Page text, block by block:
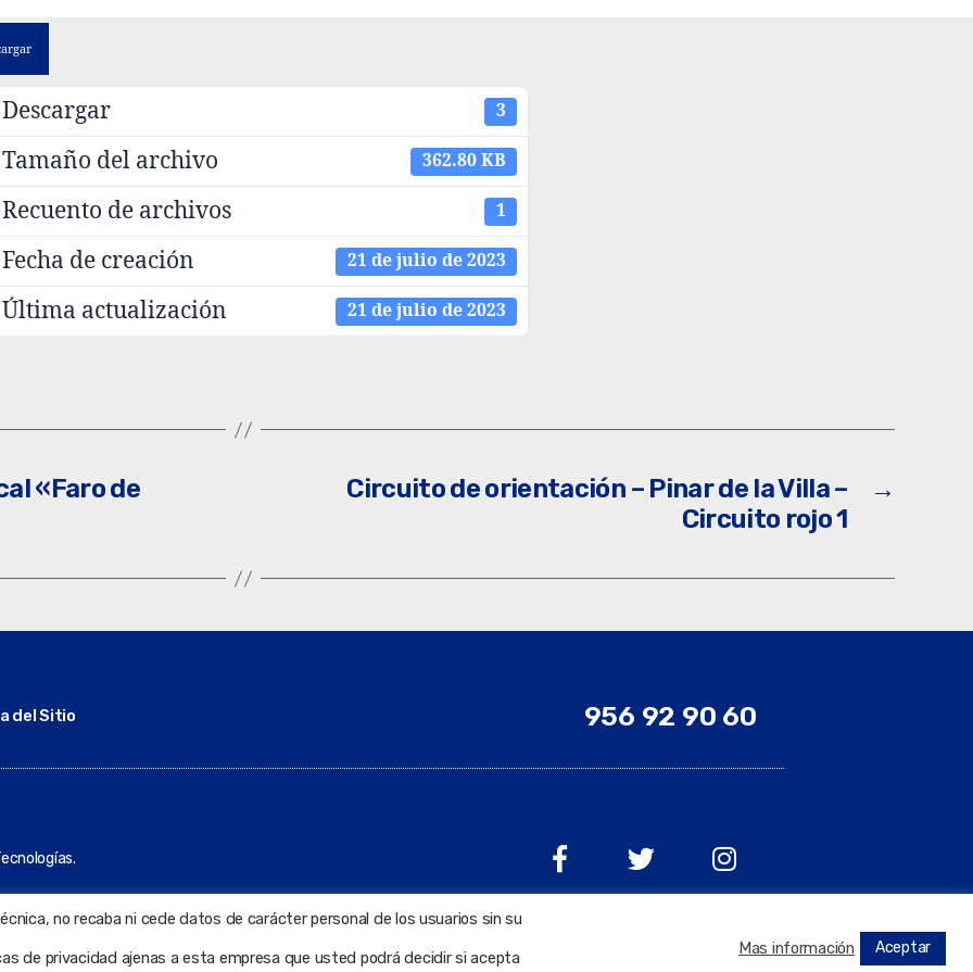
Descargar 3
Tamaño del archivo 362.80 KB
Recuento de archivos 1
Fecha de creación 21 de julio de 2023
Última actualización 21 de julio de 2023
«Faro de →
Circuito de orientación – Pinar de la Villa –
Circuito rojo 1
del Sitio 956 92 90 60
no recaba ni cede datos de carácter personal de los usuarios sin su
de privacidad ajenas a esta empresa que usted podrá decidir si acepta
Mas información Aceptar